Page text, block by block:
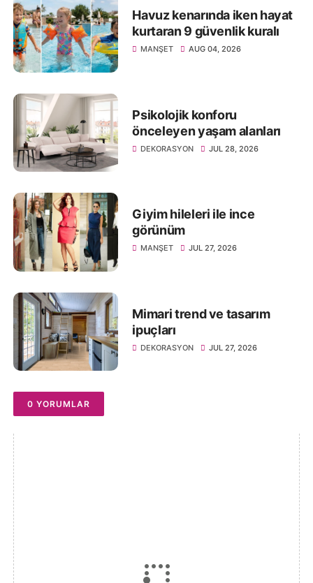
Havuz kenarında iken hayat
kurtaran 9 güvenlik kuralı
MANŞET AUG 04, 2026
Psikolojik konforu
önceleyen yaşam alanları
DEKORASYON JUL 28, 2026
Giyim hileleri ile ince
görünüm
MANŞET JUL 27, 2026
Mimari trend ve tasarım
ipuçları
DEKORASYON JUL 27, 2026
0 YORUMLAR